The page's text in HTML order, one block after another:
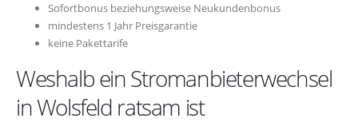
Sofortbonus beziehungsweise Neukundenbonus
mindestens 1 Jahr Preisgarantie
keine Pakettarife
Weshalb ein Stromanbieterwechsel
in Wolsfeld ratsam ist